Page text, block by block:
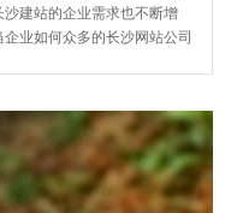
建站的企业需求也不断增
业如何众多的长沙网站公司